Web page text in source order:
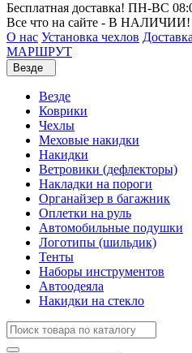
Бесплатная доставка! ПН-ВС
Все что на сайте - В НАЛИЧИИ!
О нас Установка чехлов Доставка
МАРШРУТ
Везде
Везде
Коврики
Чехлы
Меховые накидки
Накидки
Ветровики (дефлекторы)
Накладки на пороги
Органайзер в багажник
Оплетки на руль
Автомобильные подушки
Логотипы (шильдик)
Тенты
Наборы инструментов
Автоодеяла
Накидки на стекло